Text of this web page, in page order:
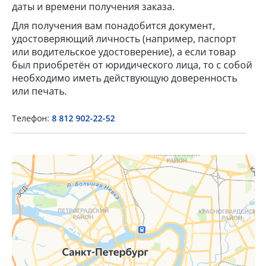
даты и времени получения заказа.
Для получения вам понадобится документ,
удостоверяющий личность (например, паспорт
или водительское удостоверение), а если товар
был приобретён от юридического лица, то с собой
необходимо иметь действующую доверенность
или печать.
Телефон: 8 812 902-22-52
Popup Title
Popup Content